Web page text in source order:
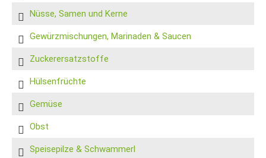
Nüsse, Samen und Kerne
Gewürzmischungen, Marinaden & Saucen
Zuckerersatzstoffe
Hülsenfrüchte
Gemüse
Obst
Speisepilze & Schwammerl